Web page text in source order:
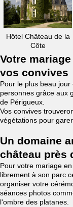
Hôtel Château de la
Côte
Votre
vos convives
Pour le plus beau
personnes grâce aux
de Périgueux.
Vos convives
végétations pour
Un domaine
château près
Pour votre mariage
librement à son parc
organiser votre
séances photos
l'ombre des platanes.